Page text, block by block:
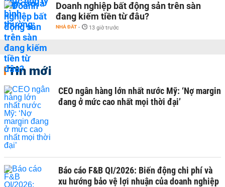
Doanh nghiệp bất động sản trên sàn
đang kiếm tiền từ đâu?
NHÀ ĐẤT - 13 giờ trước
Tin mới
CEO ngân hàng lớn nhất nước Mỹ: ‘Nợ margin
đang ở mức cao nhất mọi thời đại’
Báo cáo F&B QI/2026: Biến động chi phí và
xu hướng bảo vệ lợi nhuận của doanh nghiệp